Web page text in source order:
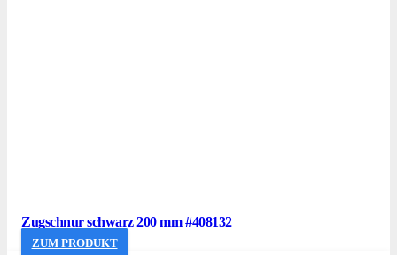
Zugschnur schwarz 200 mm #408132
ZUM PRODUKT